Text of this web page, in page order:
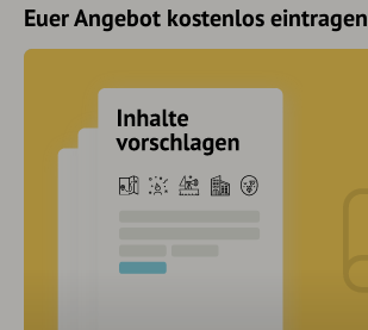
Euer Angebot kostenlos eintragen